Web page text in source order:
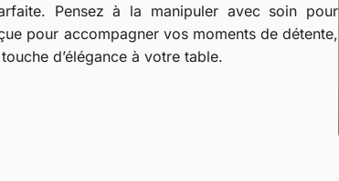
Pensez à la manipuler avec soin pour
pour accompagner vos moments de détente,
d’élégance à votre table.